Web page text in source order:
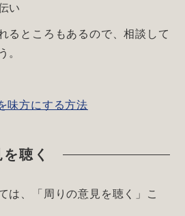
い
るところもあるので、相談して
。
味方にする方法
聴く
は、「周りの意見を聴く」こ